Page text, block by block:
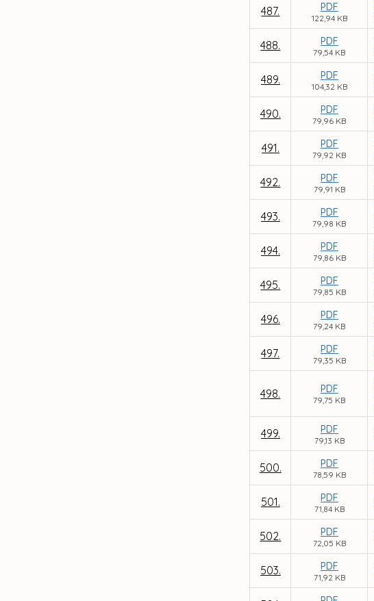
487. PDF
122,94 KB
488. PDF
79,54 KB
489. PDF
104,32 KB
490. PDF
79,96 KB
491. PDF
79,92 KB
492. PDF
79,91 KB
493. PDF
79,98 KB
494. PDF
79,86 KB
495. PDF
79,85 KB
496. PDF
79,24 KB
497. PDF
79,35 KB
498. PDF
79,75 KB
499. PDF
79,13 KB
500. PDF
78,59 KB
501. PDF
71,84 KB
502. PDF
72,05 KB
503. PDF
71,92 KB